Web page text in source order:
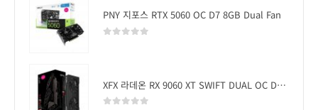
PNY 지포스 RTX 5060 OC D7 8GB Dual Fan
XFX 라데온 RX 9060 XT SWIFT DUAL OC D6 16GB